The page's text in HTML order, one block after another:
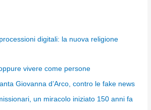
digitali: la nuova religione
vivere come persone
Giovanna d’Arco, contro le fake news
un miracolo iniziato 150 anni fa